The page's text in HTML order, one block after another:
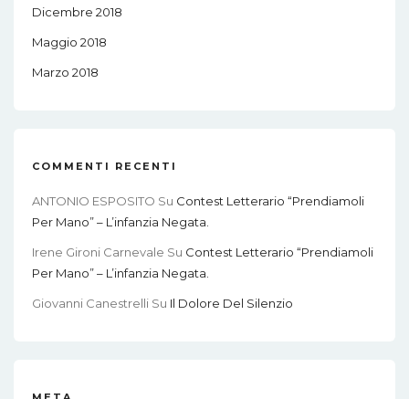
Dicembre 2018
Maggio 2018
Marzo 2018
COMMENTI RECENTI
ANTONIO ESPOSITO Su Contest Letterario “Prendiamoli
Per Mano” – L’infanzia Negata.
Irene Gironi Carnevale Su Contest Letterario “Prendiamoli
Per Mano” – L’infanzia Negata.
Giovanni Canestrelli Su Il Dolore Del Silenzio